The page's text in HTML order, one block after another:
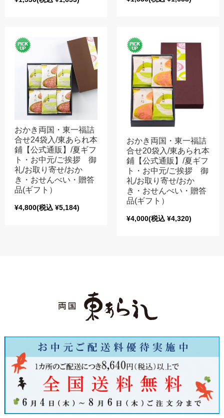
おかき両国・東一福詰
合せ24袋入/東あられ本
鋪【公式通販】/夏ギフ
ト・お中元/ご挨拶 御
礼/お取り寄せ/おか
き・おせんべい・贈答
品(ギフト）
¥4,800(税込 ¥5,184)
おかき両国・東一福詰
合せ20袋入/東あられ本
鋪【公式通販】/夏ギフ
ト・お中元/ご挨拶 御
礼/お取り寄せ/おか
き・おせんべい・贈答
品(ギフト）
¥4,000(税込 ¥4,320)